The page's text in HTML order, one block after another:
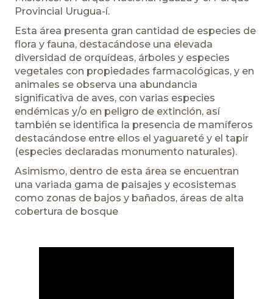
Provincial Urugua-í.
Esta área presenta gran cantidad de especies de
flora y fauna, destacándose una elevada
diversidad de orquídeas, árboles y especies
vegetales con propiedades farmacológicas, y en
animales se observa una abundancia
significativa de aves, con varias especies
endémicas y/o en peligro de extinción, así
también se identifica la presencia de mamíferos
destacándose entre ellos el yaguareté y el tapir
(especies declaradas monumento naturales).
Asimismo, dentro de esta área se encuentran
una variada gama de paisajes y ecosistemas
como zonas de bajos y bañados, áreas de alta
cobertura de bosque